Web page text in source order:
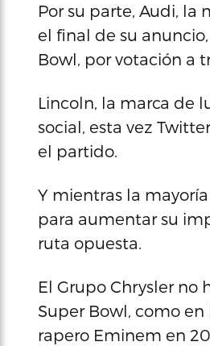
Por su parte, Audi,
el final de su
Bowl, por votación a
Lincoln, la marca de
social, esta vez
el partido.
Y mientras la
para aumentar su
ruta opuesta.
El Grupo Chrysler
Super Bowl, como
rapero Eminem en